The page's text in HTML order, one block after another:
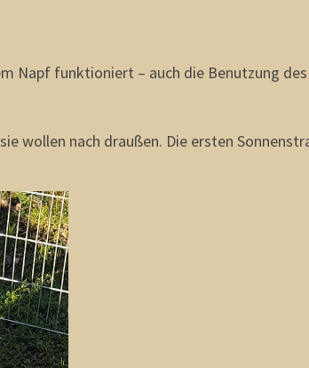
Napf funktioniert – auch die Benutzung
wollen nach draußen. Die ersten